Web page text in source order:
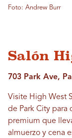
Foto: Andrew Burr
Salón
703 Park Ave,
Visite High West
de Park City para
premium que
almuerzo y cena